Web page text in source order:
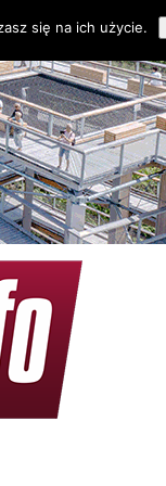
się na ich użycie.